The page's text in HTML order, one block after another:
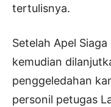
tertulisnya.
Setelah Apel
kemudian
penggeledahan
personil petugas